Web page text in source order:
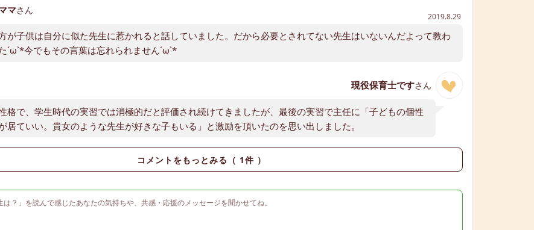
マさん
2019.8.29
が子供は自分に似た先生に惹かれると話していました。だから必要とされてない先生はいないんだよって教わ
´ω`*今でもその言葉は忘れられません´ω`*
現役保育士ですさん
格で、学生時代の実習では消極的だと評価され続けてきましたが、最後の実習で主任に「子どもの個性
居ていい。貴女のような先生が好きな子もいる」と激励を頂いたのを思い出しました。
コメントをもっとみる（ 1件 ）